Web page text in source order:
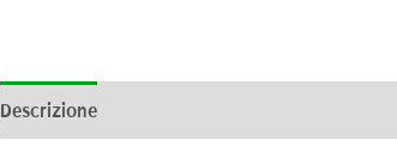
Descrizione